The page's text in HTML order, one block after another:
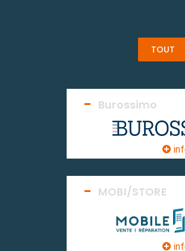
TOUT
Burossimo
MOBI/STORE